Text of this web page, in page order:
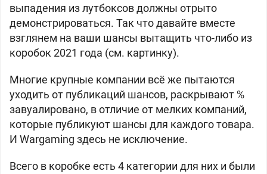
выпадения из лутбоксов должны отрыто
демонстрироваться. Так что давайте вместе
взглянем на ваши шансы вытащить что-либо из
коробок 2021 года (см. картинку).
Многие крупные компании всё же пытаются
уходить от публикаций шансов, раскрывают %
завуалировано, в отличие от мелких компаний,
которые публикуют шансы для каждого товара.
И Wargaming здесь не исключение.
Всего в коробке есть 4 категории для них и были